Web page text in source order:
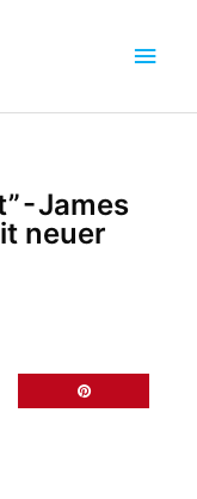
- James
neuer